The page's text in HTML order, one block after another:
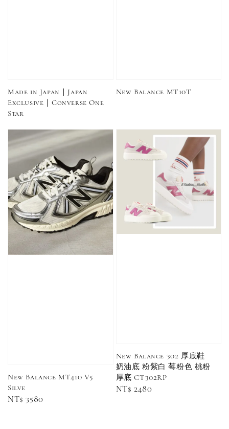
Made in Japan｜Japan
Exclusive｜Converse One
Star
New Balance MT10T
New Balance MT410 V5
Silve
Regular
NT$ 3580
New Balance 302 厚底鞋
奶油底 粉紫白 莓粉色 桃粉
厚底 CT302RP
Regular
NT$ 2480